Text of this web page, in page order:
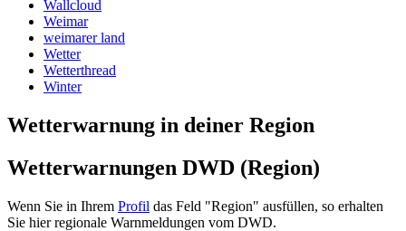
Wallcloud
Weimar
weimarer land
Wetter
Wetterthread
Winter
Wetterwarnung in deiner Region
Wetterwarnungen DWD (Region)
Wenn Sie in Ihrem Profil das Feld "Region" ausfüllen, so erhalten
Sie hier regionale Warnmeldungen vom DWD.